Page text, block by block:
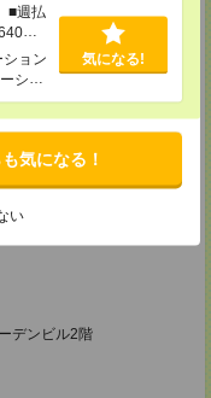
■週払
円
ョン
ショ
テー
気になる!
気になる！
い
銀ビル11階
生命松山ビル8階
デンビル2階